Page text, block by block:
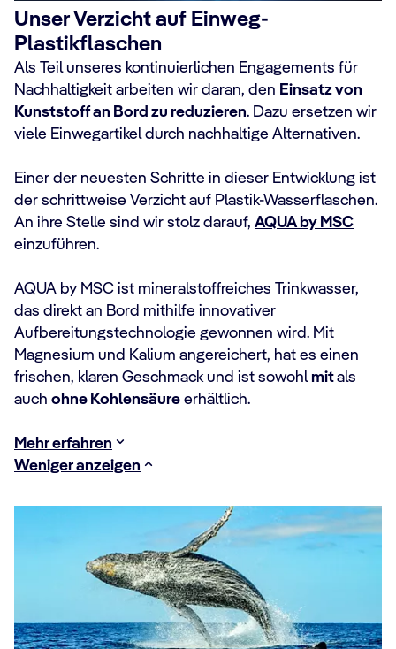
Unser Verzicht auf Einweg-
Plastikflaschen
Als Teil unseres kontinuierlichen Engagements für
Nachhaltigkeit arbeiten wir daran, den Einsatz von
Kunststoff an Bord zu reduzieren. Dazu ersetzen wir
viele Einwegartikel durch nachhaltige Alternativen.​
Einer der neuesten Schritte in dieser Entwicklung ist
der schrittweise Verzicht auf Plastik-Wasserflaschen.
An ihre Stelle sind wir stolz darauf, AQUA by MSC
einzuführen.
AQUA by MSC ist mineralstoffreiches Trinkwasser,
das direkt an Bord mithilfe innovativer
Aufbereitungstechnologie gewonnen wird. Mit
Magnesium und Kalium angereichert, hat es einen
frischen, klaren Geschmack und ist sowohlmitals
auch ohne Kohlensäure erhältlich. ​
Mehr erfahren
Weniger anzeigen